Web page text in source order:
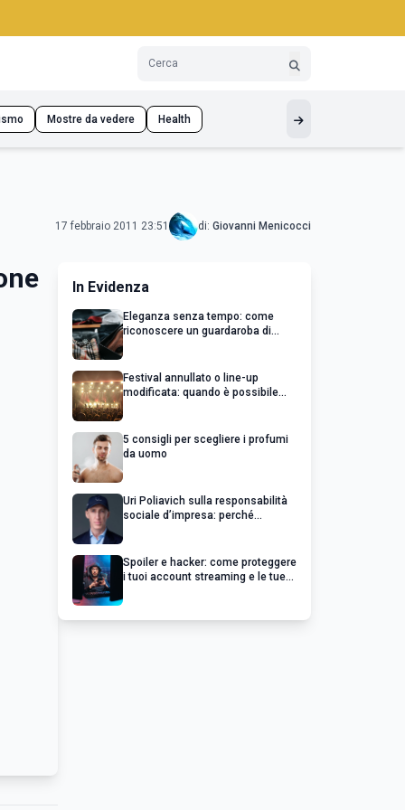
Mostre da vedere Health
17 febbraio 2011 23:51 di: Giovanni Menicocci
In Evidenza
Eleganza senza tempo: come
riconoscere un guardaroba di
Festival annullato o line-up
modificata: quando è possibile
5 consigli per scegliere i profumi
da uomo
Uri Poliavich sulla responsabilità
sociale d’impresa: perché
Spoiler e hacker: come proteggere
i tuoi account streaming e le tue